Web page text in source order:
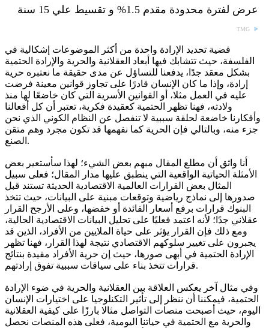
عرض لفترة محدودة مقدم 1.5% و تقسيط علي 15 سنة
TMG
قضية تحديد الإرادة واحدة من أكثر الموضوعات إشكالية في
الفلسفة، حيث تتشابك فيها أبعاد العقلانية والحرية والإرادة الحتمية
بشكل معقد جدًا، يدفعنا للتساؤل عن مدى حقيقة ما نعتبره حرية
إرادة، وإذا ما كان الإنسان قادرًا على تجاوز قوانين معينة فرضت
عليه في العمل مثلا، أو القوانين الأسرية التي كان خاضعًا لها منذ
ولادته، فهنا تظهر الحتمية كعقيدة فكرية، تعتبر أن كل أفعالنا
وأفكارنا خاضعة لحلقة سببية لا تنفصل عن النظام الكوني الذي نحن
جزء منه، وبالتالي فإن الحرية كما نفهمها قد تكون مجرد وهم متقن
الصنع.
أنا واثق أن مطلع المقال مبهم بعض الشيء؛ لهذا سأستعير بعض
الأمثلة الحياتية الواقعية التي ينطبق عليها مدار المقال؛ فعلى سبيل
المثال بعض القرارات العالمية الاقتصادية الحديثة تستند قبل
صدورها إلى نماذج رياضية وتوقعات مبنية على البيانات، حيث تتخذ
البنوك قرارات برفع أسعار الفائدة أو خفضها، وعلى الأرجح القرار
عقلاني جدًا؛ لأنه اعتمد فعليًا على تحليل البيانات الاقتصادية الحالية،
ومع ذلك فإن القرار يؤثر على حياة الملايين من الأفراد، الذين قد
يجبرون على تغيير سلوكهم الاقتصادي نتيجة لهذا القرار، فهنا تظهر
الإرادة الحتمية في أبهى صورها، حيث إن حرية الأفراد مقيدة بنتائج
قرارات تتخذ بناء على سياقات سببية تفوق إرادتهم.
وفي مثال آخر يعكس العلاقة بين العقلانية والحرية في ضوء الإرادة
الحتمية، فيمكننا أن ننظر إلى تأثير التكنلوجيا على اختيارات الإنسان
اليوم، حيث أصبحت منصات التواصل مثالا بارزًا على كيفية العقلانية
والحرية مع الحتمية في حياتنا اليومية، فعلى هذه المنصات نحصل